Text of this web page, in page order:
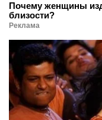
Почему женщины
близости?
Реклама